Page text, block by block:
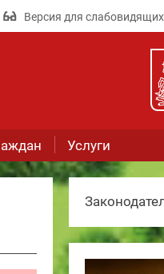
Версия для слабовидящих
Услуги